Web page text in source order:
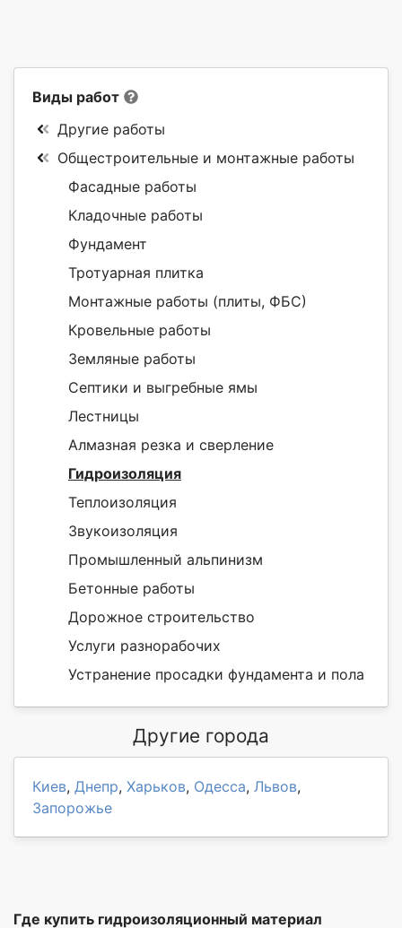
Виды работ
Другие работы
Общестроительные и монтажные работы
Фасадные работы
Кладочные работы
Фундамент
Тротуарная плитка
Монтажные работы (плиты, ФБС)
Кровельные работы
Земляные работы
Септики и выгребные ямы
Лестницы
Алмазная резка и сверление
Гидроизоляция
Теплоизоляция
Звукоизоляция
Промышленный альпинизм
Бетонные работы
Дорожное строительство
Услуги разнорабочих
Устранение просадки фундамента и пола
Другие города
Киев, Днепр, Харьков, Одесса, Львов,
Запорожье
Где купить гидроизоляционный материал